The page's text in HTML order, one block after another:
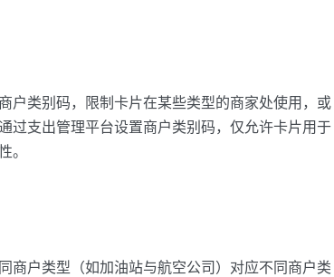
户类别码，限制卡片在某些类型的商家处使用，或
过支出管理平台设置商户类别码，仅允许卡片用于
。
商户类型（如加油站与航空公司）对应不同商户类